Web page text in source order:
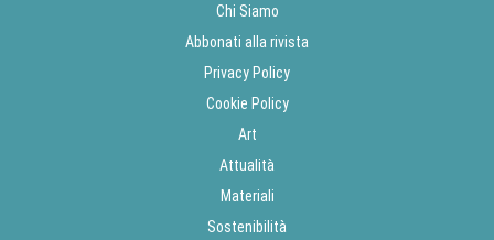
Chi Siamo
Abbonati alla rivista
Privacy Policy
Cookie Policy
Art
Attualità
Materiali
Sostenibilità